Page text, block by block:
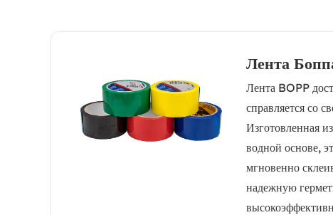
Лента
Лента BOPP
справляется со
Изготовленная
водной основе,
мгновенно
надежную